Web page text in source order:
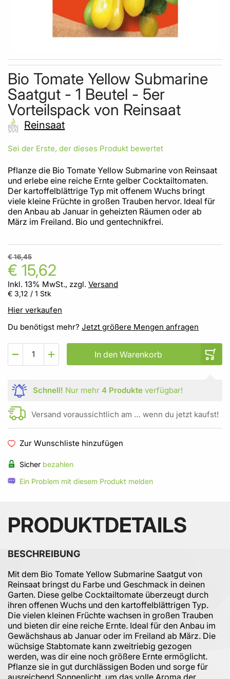
Skip to the beginning of the images gallery
Bio Tomate Yellow Submarine
Saatgut - 1 Beutel - 5er
Vorteilspack von Reinsaat
Reinsaat
Sei der Erste, der dieses Produkt bewertet
Pflanze die Bio Tomate Yellow Submarine von Reinsaat
und erlebe eine reiche Ernte gelber Cocktailtomaten.
Der kartoffelblättrige Typ mit offenem Wuchs bringt
viele kleine Früchte in großen Trauben hervor. Ideal für
den Anbau ab Januar in geheizten Räumen oder ab
März im Freiland. Bio und gentechnikfrei.
€ 15,62
€ 16,45
Inkl. 13% MwSt., zzgl. Versand
€ 3,12 / 1 Stk
Hier verkaufen
Du benötigst mehr? Jetzt größere Mengen anfragen
In den Warenkorb
Schnell! Nur mehr 4 Produkteverfügbar!
Versand voraussichtlich am … wenn du jetzt kaufst!
Zur Wunschliste hinzufügen
Sicher bezahlen
Ein Problem mit diesem Produkt melden
PRODUKTDETAILS
BESCHREIBUNG
Mit dem Bio Tomate Yellow Submarine Saatgut von
Reinsaat bringst du Farbe und Geschmack in deinen
Garten. Diese gelbe Cocktailtomate überzeugt durch
ihren offenen Wuchs und den kartoffelblättrigen Typ.
Die vielen kleinen Früchte wachsen in großen Trauben
und bieten dir eine reiche Ernte. Ideal für den Anbau im
Gewächshaus ab Januar oder im Freiland ab März. Die
wüchsige Stabtomate kann zweitriebig gezogen
werden, was dir eine noch größere Ernte ermöglicht.
Pflanze sie in gut durchlässigen Boden und sorge für
ausreichend Sonnenlicht, um das volle Aroma der